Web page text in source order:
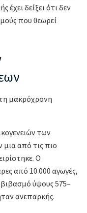
έχει δείξει ότι δεν
που θεωρεί
μακρόχρονη
των
από τις πιο
Ο
από 10.000 αγωγές,
ύψους 575–
ανεπαρκής.